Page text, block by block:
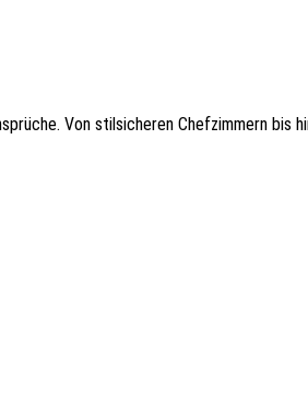
Von stilsicheren Chefzimmern bis